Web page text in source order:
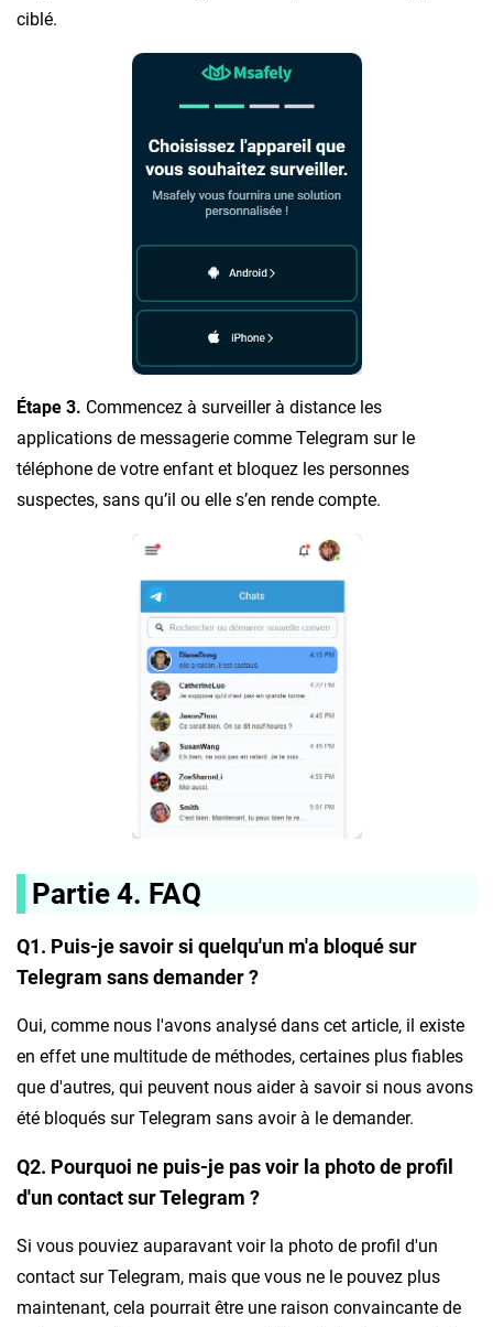
ciblé.
Étape 3. Commencez à surveiller à distance les
applications de messagerie comme Telegram sur le
téléphone de votre enfant et bloquez les personnes
suspectes, sans qu’il ou elle s’en rende compte.
Partie 4. FAQ
Q1. Puis-je savoir si quelqu'un m'a bloqué sur
Telegram sans demander ?
Oui, comme nous l'avons analysé dans cet article, il existe
en effet une multitude de méthodes, certaines plus fiables
que d'autres, qui peuvent nous aider à savoir si nous avons
été bloqués sur Telegram sans avoir à le demander.
Q2. Pourquoi ne puis-je pas voir la photo de profil
d'un contact sur Telegram ?
Si vous pouviez auparavant voir la photo de profil d'un
contact sur Telegram, mais que vous ne le pouvez plus
maintenant, cela pourrait être une raison convaincante de